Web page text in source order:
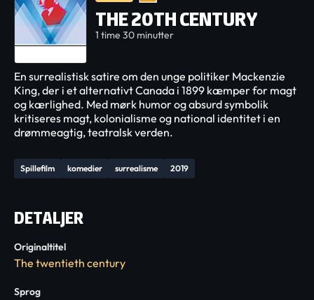
THE 20TH CENTURY
1 time 30 minutter
Spillefilm komedier surrealisme 2019
En surrealistisk satire om den unge politiker Mackenzie
King, der i et alternativt Canada i 1899 kæmper for magt
og kærlighed. Med mørk humor og absurd symbolik
kritiseres magt, kolonialisme og national identitet i en
drømmeagtig, teatralsk verden.
DETALJER
Originaltitel
The twentieth century
Sprog